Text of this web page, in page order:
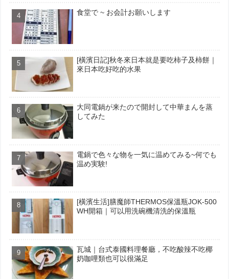
食堂で ~ お会計お願いします
[橫濱日記]秋冬來日本就是要吃柿子及柿餅｜
來日本吃好吃的水果
大同電鍋が来たので開封して中華まんを蒸
してみた
電鍋で色々な物を一気に温めてみる~何でも
温め実験!
[橫濱生活]膳魔師THERMOS保溫瓶JOK-500
WH開箱｜可以用洗碗機清洗的保溫瓶
瓦城｜台式泰國料理餐廳，不吃酸辣不吃椰
奶咖哩類也可以很滿足